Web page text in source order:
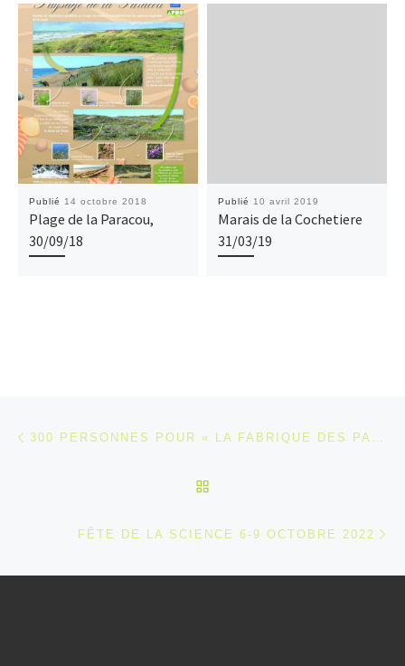
Publié 14 octobre 2018
Plage de la Paracou,
30/09/18
Publié 10 avril 2019
Marais de la Cochetiere
31/03/19
Parcourir les articles
FÊTE DE LA SCIENCE 6-9 OCTOBRE 2022